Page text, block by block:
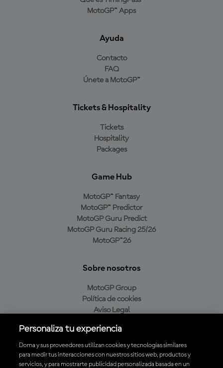
MotoGP™ Apps
Ayuda
Contacto
FAQ
Únete a MotoGP™
Tickets & Hospitality
Tickets
Hospitality
Packages
Game Hub
MotoGP™ Fantasy
MotoGP™ Predictor
MotoGP Guru Predict
MotoGP Guru Racing 25/26
MotoGP™26
Sobre nosotros
MotoGP Group
Política de cookies
Aviso Legal
Política de compra
Personaliza tu experiencia
Dorna y sus proveedores utilizan cookies y tecnologías similares
para medir tus interacciones con nuestros sitios web, productos y
servicios, y para mostrarte publicidad personalizada basada en un